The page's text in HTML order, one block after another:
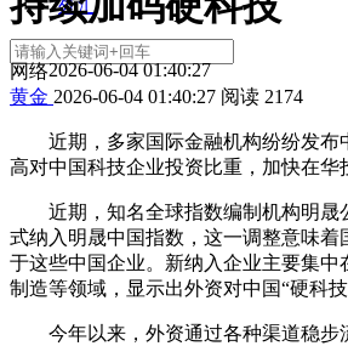
外汇
网络2026-06-04 01:40:27
黄金 2026-06-04 01:40:27 阅读 2174
近期，多家国际金融机构纷纷发布
高对中国科技企业投资比重，加快在华
近期，知名全球指数编制机构明晟
式纳入 明晟中国指数，这一调整意味着
于这些中国企业。新纳入企业主要集中
制造等领域，显示出外资对中国“硬科技
今年以来，外资通过各种渠道稳步